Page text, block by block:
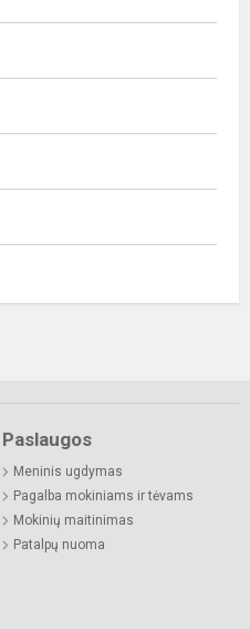
Paslaugos
Meninis ugdymas
Pagalba mokiniams ir tėvams
Mokinių maitinimas
Patalpų nuoma